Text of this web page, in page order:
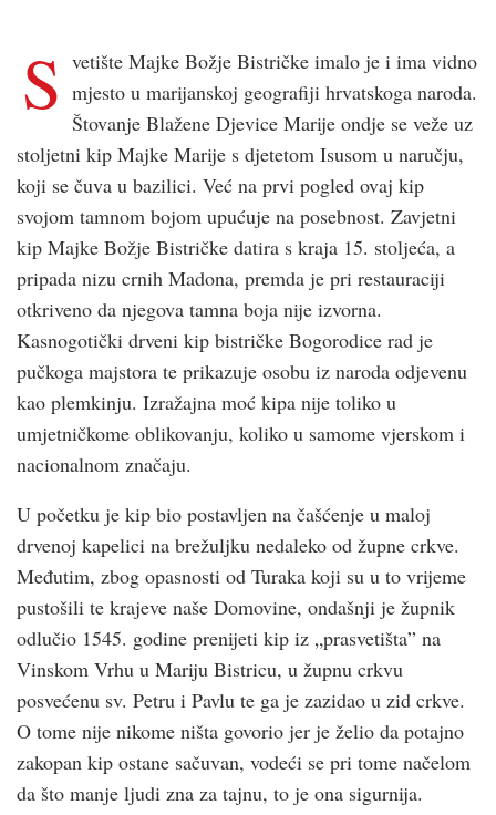
S vetište Majke Božje Bistričke imalo je i ima vidno
mjesto u marijanskoj geografiji hrvatskoga naroda.
Štovanje Blažene Djevice Marije ondje se veže uz
stoljetni kip Majke Marije s djetetom Isusom u naručju,
koji se čuva u bazilici. Već na prvi pogled ovaj kip
svojom tamnom bojom upućuje na posebnost. Zavjetni
kip Majke Božje Bistričke datira s kraja 15. stoljeća, a
pripada nizu crnih Madona, premda je pri restauraciji
otkriveno da njegova tamna boja nije izvorna.
Kasnogotički drveni kip bistričke Bogorodice rad je
pučkoga majstora te prikazuje osobu iz naroda odjevenu
kao plemkinju. Izražajna moć kipa nije toliko u
umjetničkome oblikovanju, koliko u samome vjerskom i
nacionalnom značaju.
U početku je kip bio postavljen na čašćenje u maloj
drvenoj kapelici na brežuljku nedaleko od župne crkve.
Međutim, zbog opasnosti od Turaka koji su u to vrijeme
pustošili te krajeve naše Domovine, ondašnji je župnik
odlučio 1545. godine prenijeti kip iz „prasvetišta” na
Vinskom Vrhu u Mariju Bistricu, u župnu crkvu
posvećenu sv. Petru i Pavlu te ga je zazidao u zid crkve.
O tome nije nikome ništa govorio jer je želio da potajno
zakopan kip ostane sačuvan, vodeći se pri tome načelom
da što manje ljudi zna za tajnu, to je ona sigurnija.